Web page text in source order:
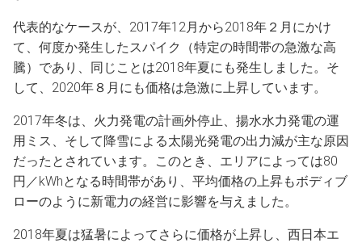
代表的なケースが、2017年12月から2018年２月にかけ
て、何度か発生したスパイク（特定の時間帯の急激な高
騰）であり、同じことは2018年夏にも発生しました。そ
して、2020年８月にも価格は急激に上昇しています。
2017年冬は、火力発電の計画外停止、揚水水力発電の運
用ミス、そして降雪による太陽光発電の出力減が主な原因
だったとされています。このとき、エリアによっては80
円／kWhとなる時間帯があり、平均価格の上昇もボディブ
ローのように新電力の経営に影響を与えました。
2018年夏は猛暑によってさらに価格が上昇し、西日本エ